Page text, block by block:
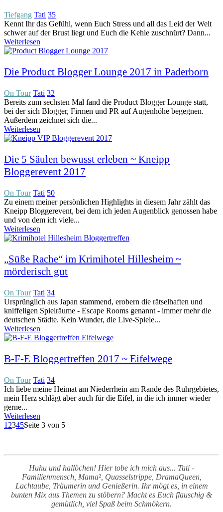
Tiefgang Tati 35
Kennt Ihr das Gefühl, wenn Euch Stress und all das Leid der Welt
schwer auf der Brust liegt und Euch die Kehle zuschnürt? Dann...
Weiterlesen
Die Product Blogger Lounge 2017 in Paderborn
On Tour Tati 32
Bereits zum sechsten Mal fand die Product Blogger Lounge statt,
bei der sich Blogger, Firmen und PR auf Augenhöhe begegnen.
Außerdem zeichnet sich die...
Weiterlesen
Die 5 Säulen bewusst erleben ~ Kneipp
Bloggerevent 2017
On Tour Tati 50
Zu einem meiner persönlichen Highlights in diesem Jahr zählt das
Kneipp Bloggerevent, bei dem ich jeden Augenblick genossen habe
und von dem ich viele...
Weiterlesen
„Süße Rache“ im Krimihotel Hillesheim ~
mörderisch gut
On Tour Tati 34
Ursprünglich aus Japan stammend, erobern die rätselhaften und
kniffeligen Spielräume - Escape Rooms genannt - immer mehr die
deutschen Städte. Kein Wunder, die Live-Spiele...
Weiterlesen
B-F-E Bloggertreffen 2017 ~ Eifelwege
On Tour Tati 34
Ich liebe meine Heimat am Niederrhein am Rande des Ruhrgebietes,
mein Herz schlägt aber auch für die Eifel, in die ich immer wieder
gerne...
Weiterlesen
1 2345Seite 3 von 5
Huhu und hallöchen! Hier tobe ich mich aus... Tati -
Familienmensch, Mama², Quasselstrippe, DramaQueen,
Lachtaube, Träumerin und Genießerin. Ihr mögt es, in einem
bunten Mix aus Themen zu stöbern? Macht es Euch flauschig &
gemütlich, viel Spaß beim Schmökern.